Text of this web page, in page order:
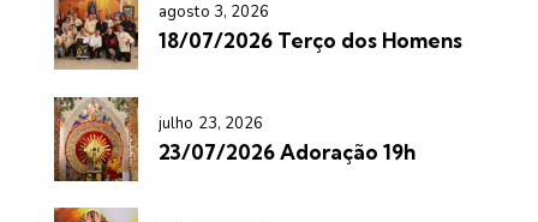
agosto 3, 2026
18/07/2026 Terço dos Homens
julho 23, 2026
23/07/2026 Adoração 19h